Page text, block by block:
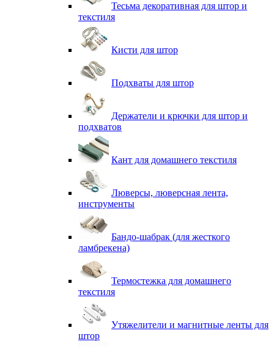
Тесьма декоративная для штор и
текстиля
Кисти для штор
Подхваты для штор
Держатели и крючки для штор и
подхватов
Кант для домашнего текстиля
Люверсы, люверсная лента,
инструменты
Бандо-шабрак (для жесткого
ламбрекена)
Термостежка для домашнего
текстиля
Утяжелители и магнитные ленты для
штор